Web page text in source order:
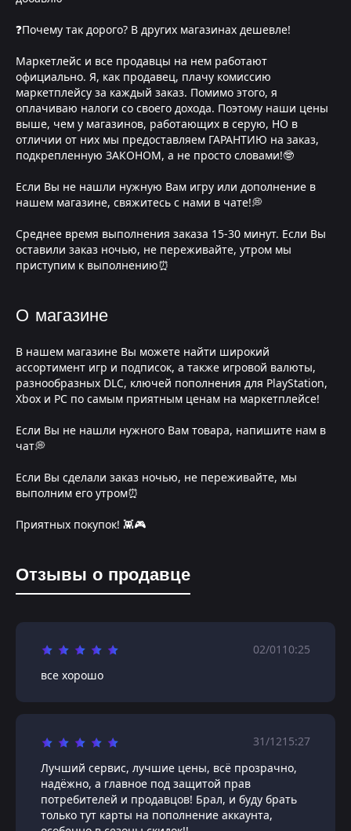
❓Почему так дорого? В других магазинах дешевле!
Маркетлейс и все продавцы на нем работают
официально. Я, как продавец, плачу комиссию
маркетплейсу за каждый заказ. Помимо этого, я
оплачиваю налоги со своего дохода. Поэтому наши цены
выше, чем у магазинов, работающих в серую, НО в
отличии от них мы предоставляем ГАРАНТИЮ на заказ,
подкрепленную ЗАКОНОМ, а не просто словами!🤓
Если Вы не нашли нужную Вам игру или дополнение в
нашем магазине, свяжитесь с нами в чате!💭
Среднее время выполнения заказа 15-30 минут. Если Вы
оставили заказ ночью, не переживайте, утром мы
приступим к выполнению⏰
О магазине
В нашем магазине Вы можете найти широкий
ассортимент игр и подписок, а также игровой валюты,
разнообразных DLC, ключей пополнения для PlayStation,
Xbox и PC по самым приятным ценам на маркетплейсе!
Если Вы не нашли нужного Вам товара, напишите нам в
чат💭
Если Вы сделали заказ ночью, не переживайте, мы
выполним его утром⏰
Приятных покупок! 👾🎮
Отзывы о продавце
02/01 10:25
все хорошо
31/1215:27
Лучший сервис, лучшие цены, всё прозрачно,
надёжно, а главное под защитой прав
потребителей и продавцов! Брал, и буду брать
только тут карты на пополнение аккаунта,